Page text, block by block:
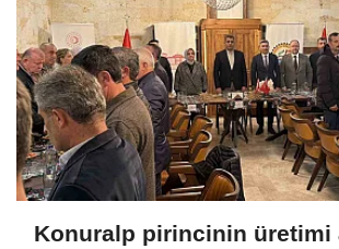
Konuralp pirincinin üretimi